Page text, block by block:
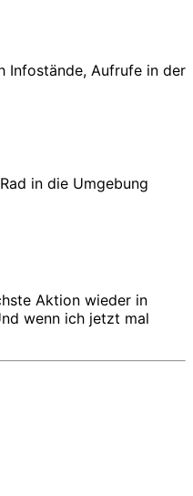
Infostände, Aufrufe in der
in die Umgebung
Aktion wieder in
wenn ich jetzt mal